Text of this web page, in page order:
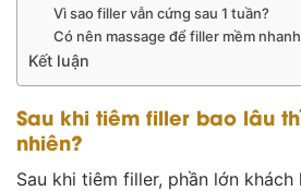
Vì sao filler vẫn cứng sau 1 tuần?
Có nên massage để filler mềm
Kết luận
Sau khi tiêm filler bao lâu
nhiên?
Sau khi tiêm filler, phần lớn